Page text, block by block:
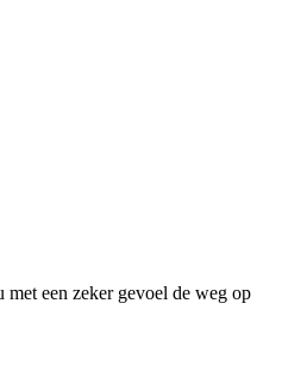
met een zeker gevoel de weg op